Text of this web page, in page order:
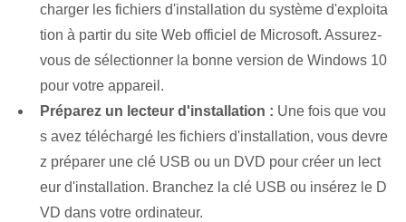
charger les fichiers d'installation du système d'exploita
tion à partir du site Web officiel de Microsoft. Assurez-
vous de sélectionner la bonne version de Windows 10
pour votre appareil.
Préparez un lecteur d'installation : Une fois que vou
s avez téléchargé les fichiers d'installation, vous devre
z préparer une clé USB ou un DVD pour créer un lect
eur d'installation. Branchez la clé USB ou insérez le D
VD dans votre ordinateur.